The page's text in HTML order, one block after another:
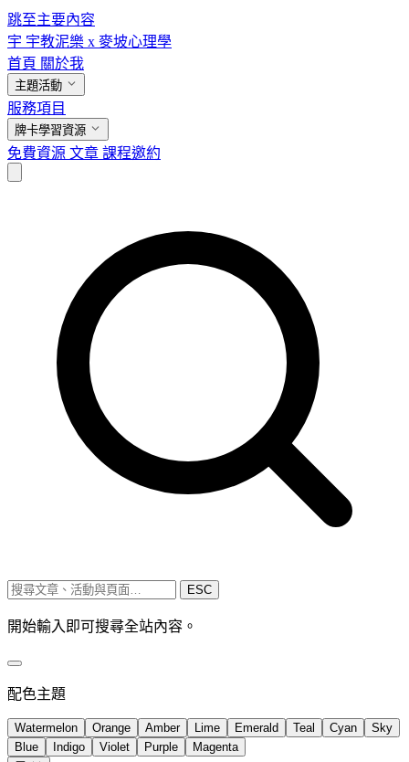
跳至主要內容
宇 宇教泥樂 x 麥坡心理學
首頁 關於我
主題活動
服務項目
牌卡學習資源
免費資源 文章 課程邀約
ESC
開始輸入即可搜尋全站內容。
配色主題
Watermelon Orange Amber Lime Emerald Teal Cyan
Sky
Blue
Indigo Violet Purple Magenta